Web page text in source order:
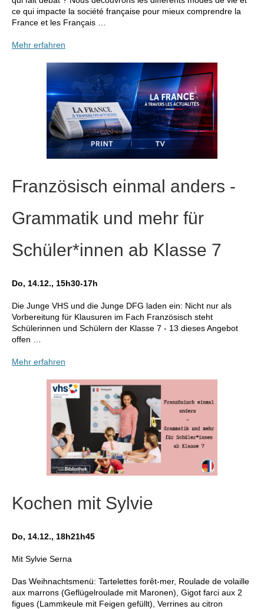
ce qui impacte la société française pour mieux comprendre la
France et les Français …
Mehr erfahren
Französisch einmal anders -
Grammatik und mehr für
Schüler*innen ab Klasse 7
Do, 14.12., 15h30-17h
Die Junge VHS und die Junge DFG laden ein: Nicht nur als
Vorbereitung für Klausuren im Fach Französisch steht
Schülerinnen und Schülern der Klasse 7 - 13 dieses Angebot
offen …
Mehr erfahren
Kochen mit Sylvie
Do, 14.12., 18h21h45
Mit Sylvie Serna
Das Weihnachtsmenü: Tartelettes forêt-mer, Roulade de volaille
aux marrons (Geflügelroulade mit Maronen), Gigot farci aux 2
figues (Lammkeule mit Feigen gefüllt), Verrines au citron